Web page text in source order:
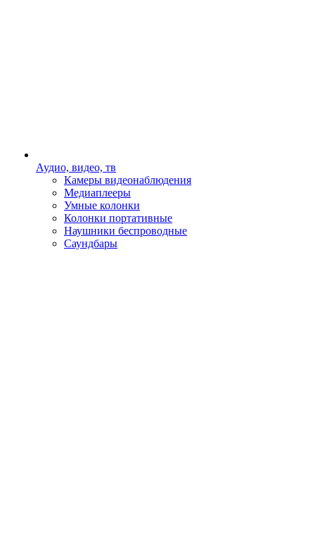
Аудио, видео, тв
Камеры видеонаблюдения
Медиаплееры
Умные колонки
Колонки портативные
Наушники беспроводные
Саундбары